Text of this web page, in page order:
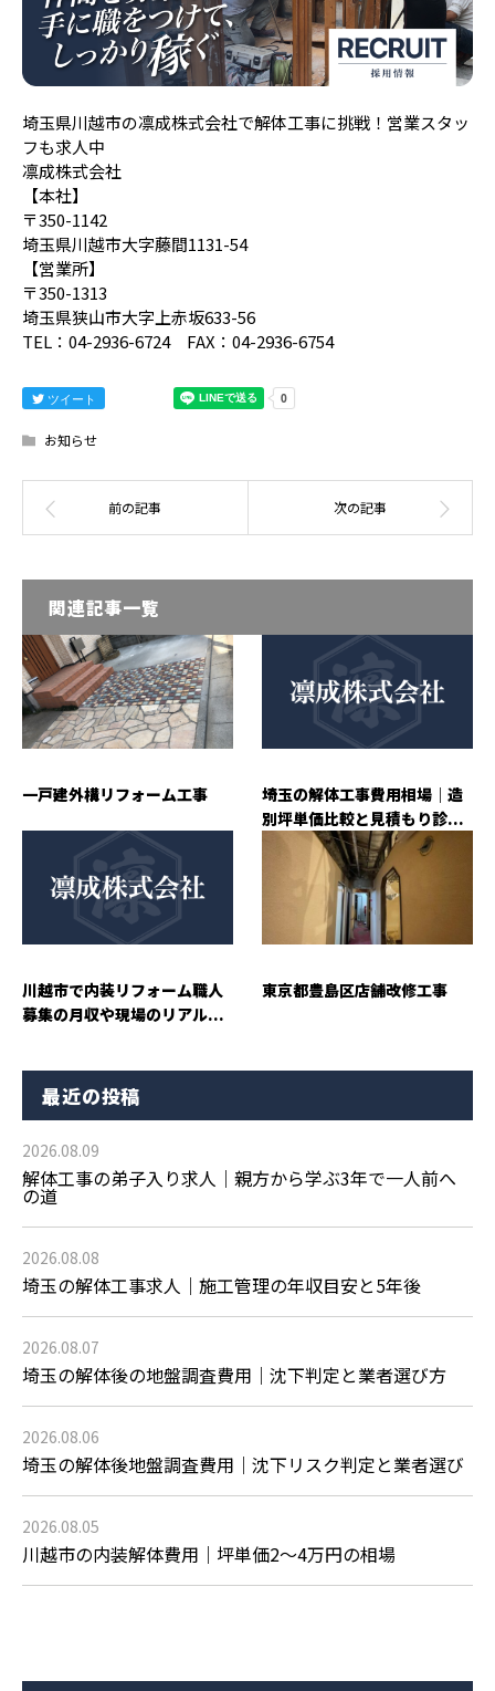
埼玉県川越市の凛成株式会社で解体工事に挑戦！営業スタッ
フも求人中
凛成株式会社
【本社】
〒350-1142
埼玉県川越市大字藤間1131-54
【営業所】
〒350-1313
埼玉県狭山市大字上赤坂633-56
TEL：04-2936-6724 FAX：04-2936-6754
ツイート
お知らせ
関連記事一覧
一戸建外構リフォーム工事
埼玉の解体工事費用相場｜造
別坪単価比較と見積もり診...
川越市で内装リフォーム職人
募集の月収や現場のリアル...
東京都豊島区店舗改修工事
最近の投稿
2026.08.09
解体工事の弟子入り求人｜親方から学ぶ3年で一人前へ
の道
2026.08.08
埼玉の解体工事求人｜施工管理の年収目安と5年後
2026.08.07
埼玉の解体後の地盤調査費用｜沈下判定と業者選び方
2026.08.06
埼玉の解体後地盤調査費用｜沈下リスク判定と業者選び
2026.08.05
川越市の内装解体費用｜坪単価2〜4万円の相場